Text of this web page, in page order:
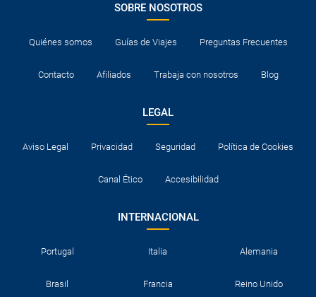
SOBRE NOSOTROS
Quiénes somos Guías de Viajes Preguntas Frecuentes
Contacto Afiliados Trabaja con nosotros Blog
LEGAL
Aviso Legal Privacidad Seguridad Política de Cookies
Canal Ético Accesibilidad
INTERNACIONAL
Portugal Italia Alemania
Brasil Francia Reino Unido